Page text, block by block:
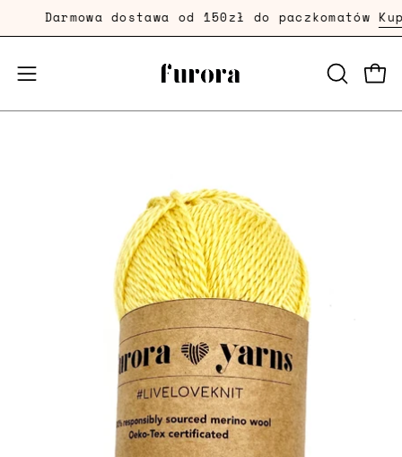
Przejdź
dalej
Darmowa dostawa od 150zł do paczkomatówKup
Przełącznik
menu
OTWÓRZ